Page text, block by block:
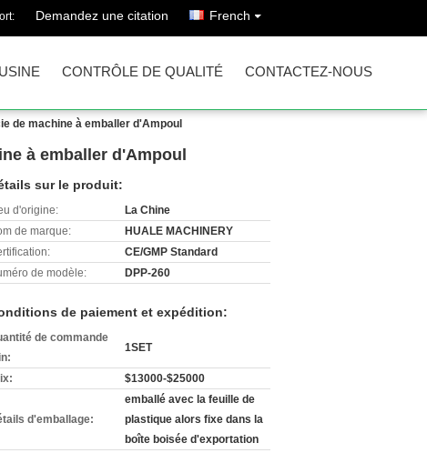
Demandez une citation French
CONTRÔLE DE QUALITÉ CONTACTEZ-NOUS
de machine à emballer d'Ampoul
à emballer d'Ampoul
sur le produit:
d'origine:
La Chine
de marque:
HUALE MACHINERY
CE/GMP Standard
de modèle:
DPP-260
de paiement et expédition:
de commande
1SET
$13000-$25000
d'emballage:
emballé avec la feuille de
plastique alors fixe dans la
boîte boisée d'exportation